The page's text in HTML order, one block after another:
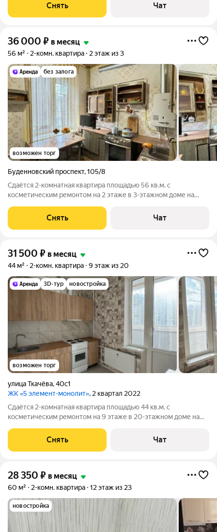
Стиральная машина Холодильник Кондиционер
Микроволновка Дом - монолитный, окна
Снять Чат
36 000 ₽ в месяц
56 м² 2-комн. квартира 2 этаж из 3
без залога
возможен торг
Буденновский проспект,105/8
Сдаётся 2-комнатная квартира площадью 56 кв.м. с
косметическим ремонтом на 2 этаже в 3-этажном доме на
Стиральная машина Холодильник Кондиционер Бойлер
Пылесос Дом - кирпичный, окна
Снять Чат
31 500 ₽ в месяц
44 м² 2-комн. квартира 9 этаж из 20
3D-тур новостройка
возможен торг
улица Ткачёва,40с1
ЖК «5 элемент-монолит», 2 квартал 2022
Сдаётся 2-комнатная квартира площадью 44 кв.м. с
косметическим ремонтом на 9 этаже в 20-этажном доме на
консьерж. Жилец оплачивает
Снять Чат
28 350 ₽ в месяц
60 м² 2-комн. квартира 12 этаж из 23
новостройка